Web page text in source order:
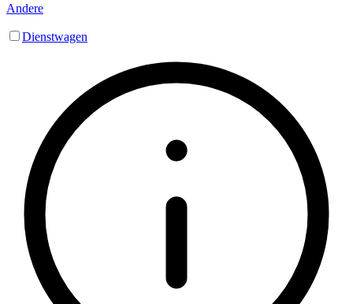
Andere
Dienstwagen